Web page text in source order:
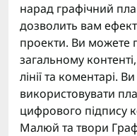
нарад графічний
дозволить вам
проекти. Ви можете
загальному
лінії та коментарі.
використовувати
цифрового підпису
Малюй та твори